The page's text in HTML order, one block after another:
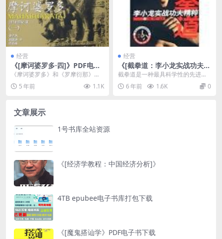
经营
《[摩诃婆罗多·四]》PDF电子
书下载
《摩诃婆罗多》和《罗摩衍那》并
称为印度两大史诗。《罗摩衍那》
已由季羡林先生翻译...
5 年前 1.1K
经营
《[截拳道：李小龙实战功夫精
粹]》
截拳道是一种最具科学性的先进武
术，本书详细介绍了截拳道实战技
法。...6 年前 1.6K 0
文章展示
1号书库全站资源
《[经济学教程：中国经济分析]》
4TB epubee电子书库打包下载
《[魔鬼搭讪学》PDF电子书下载